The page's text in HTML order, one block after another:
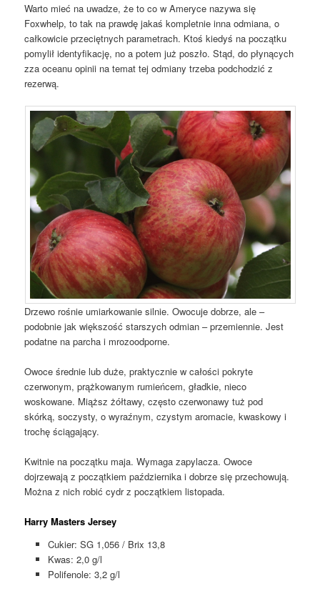
Warto mieć na uwadze, że to co w Ameryce nazywa się
Foxwhelp, to tak na prawdę jakaś kompletnie inna odmiana, o
całkowicie przeciętnych parametrach. Ktoś kiedyś na początku
pomylił identyfikację, no a potem już poszło. Stąd, do płynących
zza oceanu opinii na temat tej odmiany trzeba podchodzić z
rezerwą.
Drzewo rośnie umiarkowanie silnie. Owocuje dobrze, ale –
podobnie jak większość starszych odmian – przemiennie. Jest
podatne na parcha i mrozoodporne.
Owoce średnie lub duże, praktycznie w całości pokryte
czerwonym, prążkowanym rumieńcem, gładkie, nieco
woskowane. Miąższ żółtawy, często czerwonawy tuż pod
skórką, soczysty, o wyraźnym, czystym aromacie, kwaskowy i
trochę ściągający.
Kwitnie na początku maja. Wymaga zapylacza. Owoce
dojrzewają z początkiem października i dobrze się przechowują.
Można z nich robić cydr z początkiem listopada.
Harry Masters Jersey
Cukier: SG 1,056 / Brix 13,8
Kwas: 2,0 g/l
Polifenole: 3,2 g/l